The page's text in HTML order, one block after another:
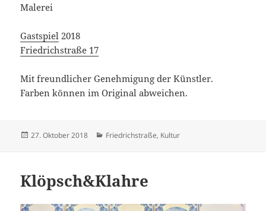
Malerei
Gastspiel 2018
Friedrichstraße 17
Mit freundlicher Genehmigung der Künstler.
Farben können im Original abweichen.
Veröffentlicht
27. Oktober 2018 Kategorien
Friedrichstraße, Kultur
Klöpsch&Klahre